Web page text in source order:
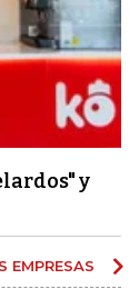
y
EMPRESAS